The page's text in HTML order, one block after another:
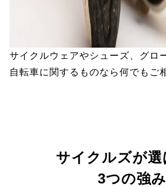
サイクルウェアやシューズ、グロ
自転車に関するものなら何でもご
サイクルズが選
3つの強み